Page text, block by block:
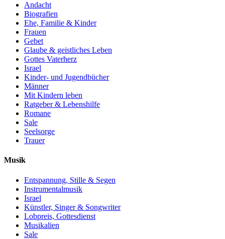
Andacht
Biografien
Ehe, Familie & Kinder
Frauen
Gebet
Glaube & geistliches Leben
Gottes Vaterherz
Israel
Kinder- und Jugendbücher
Männer
Mit Kindern leben
Ratgeber & Lebenshilfe
Romane
Sale
Seelsorge
Trauer
Musik
Entspannung, Stille & Segen
Instrumentalmusik
Israel
Künstler, Singer & Songwriter
Lobpreis, Gottesdienst
Musikalien
Sale